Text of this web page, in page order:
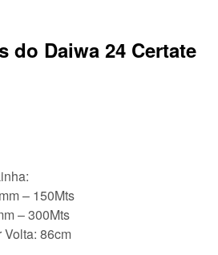
do Daiwa 24 Certate
– 150Mts
– 300Mts
86cm